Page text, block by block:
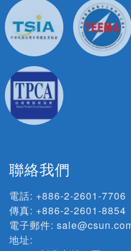
聯絡我們
電話: +886-2-2601-7706
傳真: +886-2-2601-8854
電子郵件:
地址: